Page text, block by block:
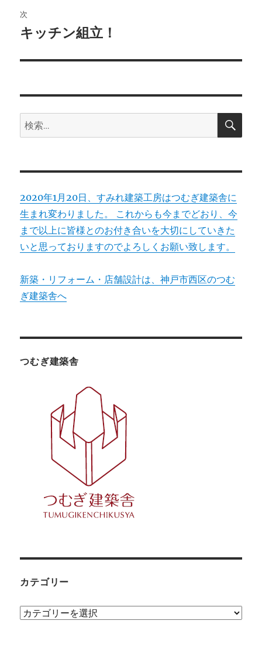
ビ
ゲ
ー
ン
稿:
次
次
投
キッチン組立！
検
索:
検
2020年1月20日、すみれ建築工房はつむぎ建築舎に
生まれ変わりました。 これからも今までどおり、今
まで以上に皆様とのお付き合いを大切にしていきた
いと思っておりますのでよろしくお願い致します。
新築・リフォーム・店舗設計は、神戸市西区のつむ
ぎ建築舎へ
つむぎ建築舎
カテゴリー
カ